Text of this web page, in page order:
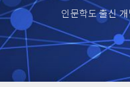
인문학도 출신